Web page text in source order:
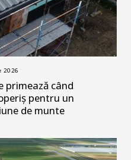
2026
primează când
pentru un
de munte